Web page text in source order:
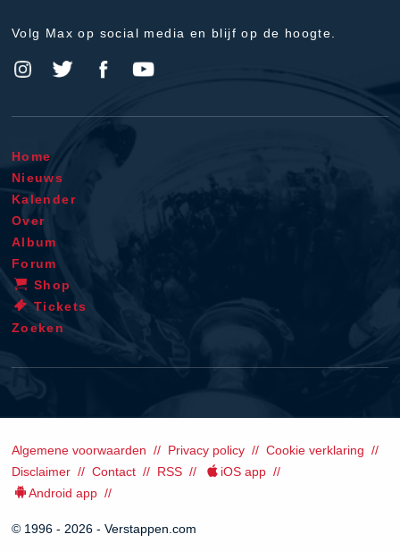
Volg Max op social media en blijf op de hoogte.
Home
Nieuws
Kalender
Over
Album
Forum
Shop
Tickets
Zoeken
Algemene voorwaarden Privacy policy
Cookie verklaring
Disclaimer
Contact RSS
iOS app
Android app
© 1996 - 2026 - Verstappen.com